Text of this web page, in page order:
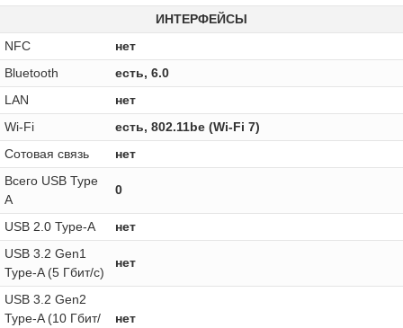
ИНТЕРФЕЙСЫ
NFC
нет
Bluetooth
есть, 6.0
LAN
нет
Wi-Fi
есть, 802.11be (Wi-Fi 7)
Сотовая связь
нет
Всего USB Type
A
0
USB 2.0 Type-A
нет
USB 3.2 Gen1
Type-A (5 Гбит/с)
нет
USB 3.2 Gen2
Type-A (10 Гбит/
нет